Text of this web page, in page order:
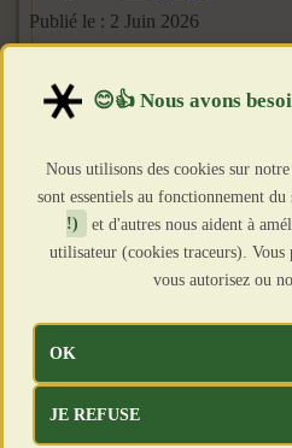
Publié le : 2 Juin 2026
Création : 2 Juin 2026
Clics : 483
Nous utilisons des cookies sur
sont essentiels au fonctionnement du
!)
et d'autres nous aident à
utilisateur (cookies traceurs). Vous
vous autorisez ou
OK
JE REFUSE